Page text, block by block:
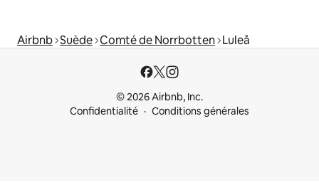
Airbnb Suède Comté de Norrbotten Luleå
© 2026 Airbnb, Inc.
Confidentialité
Conditions générales